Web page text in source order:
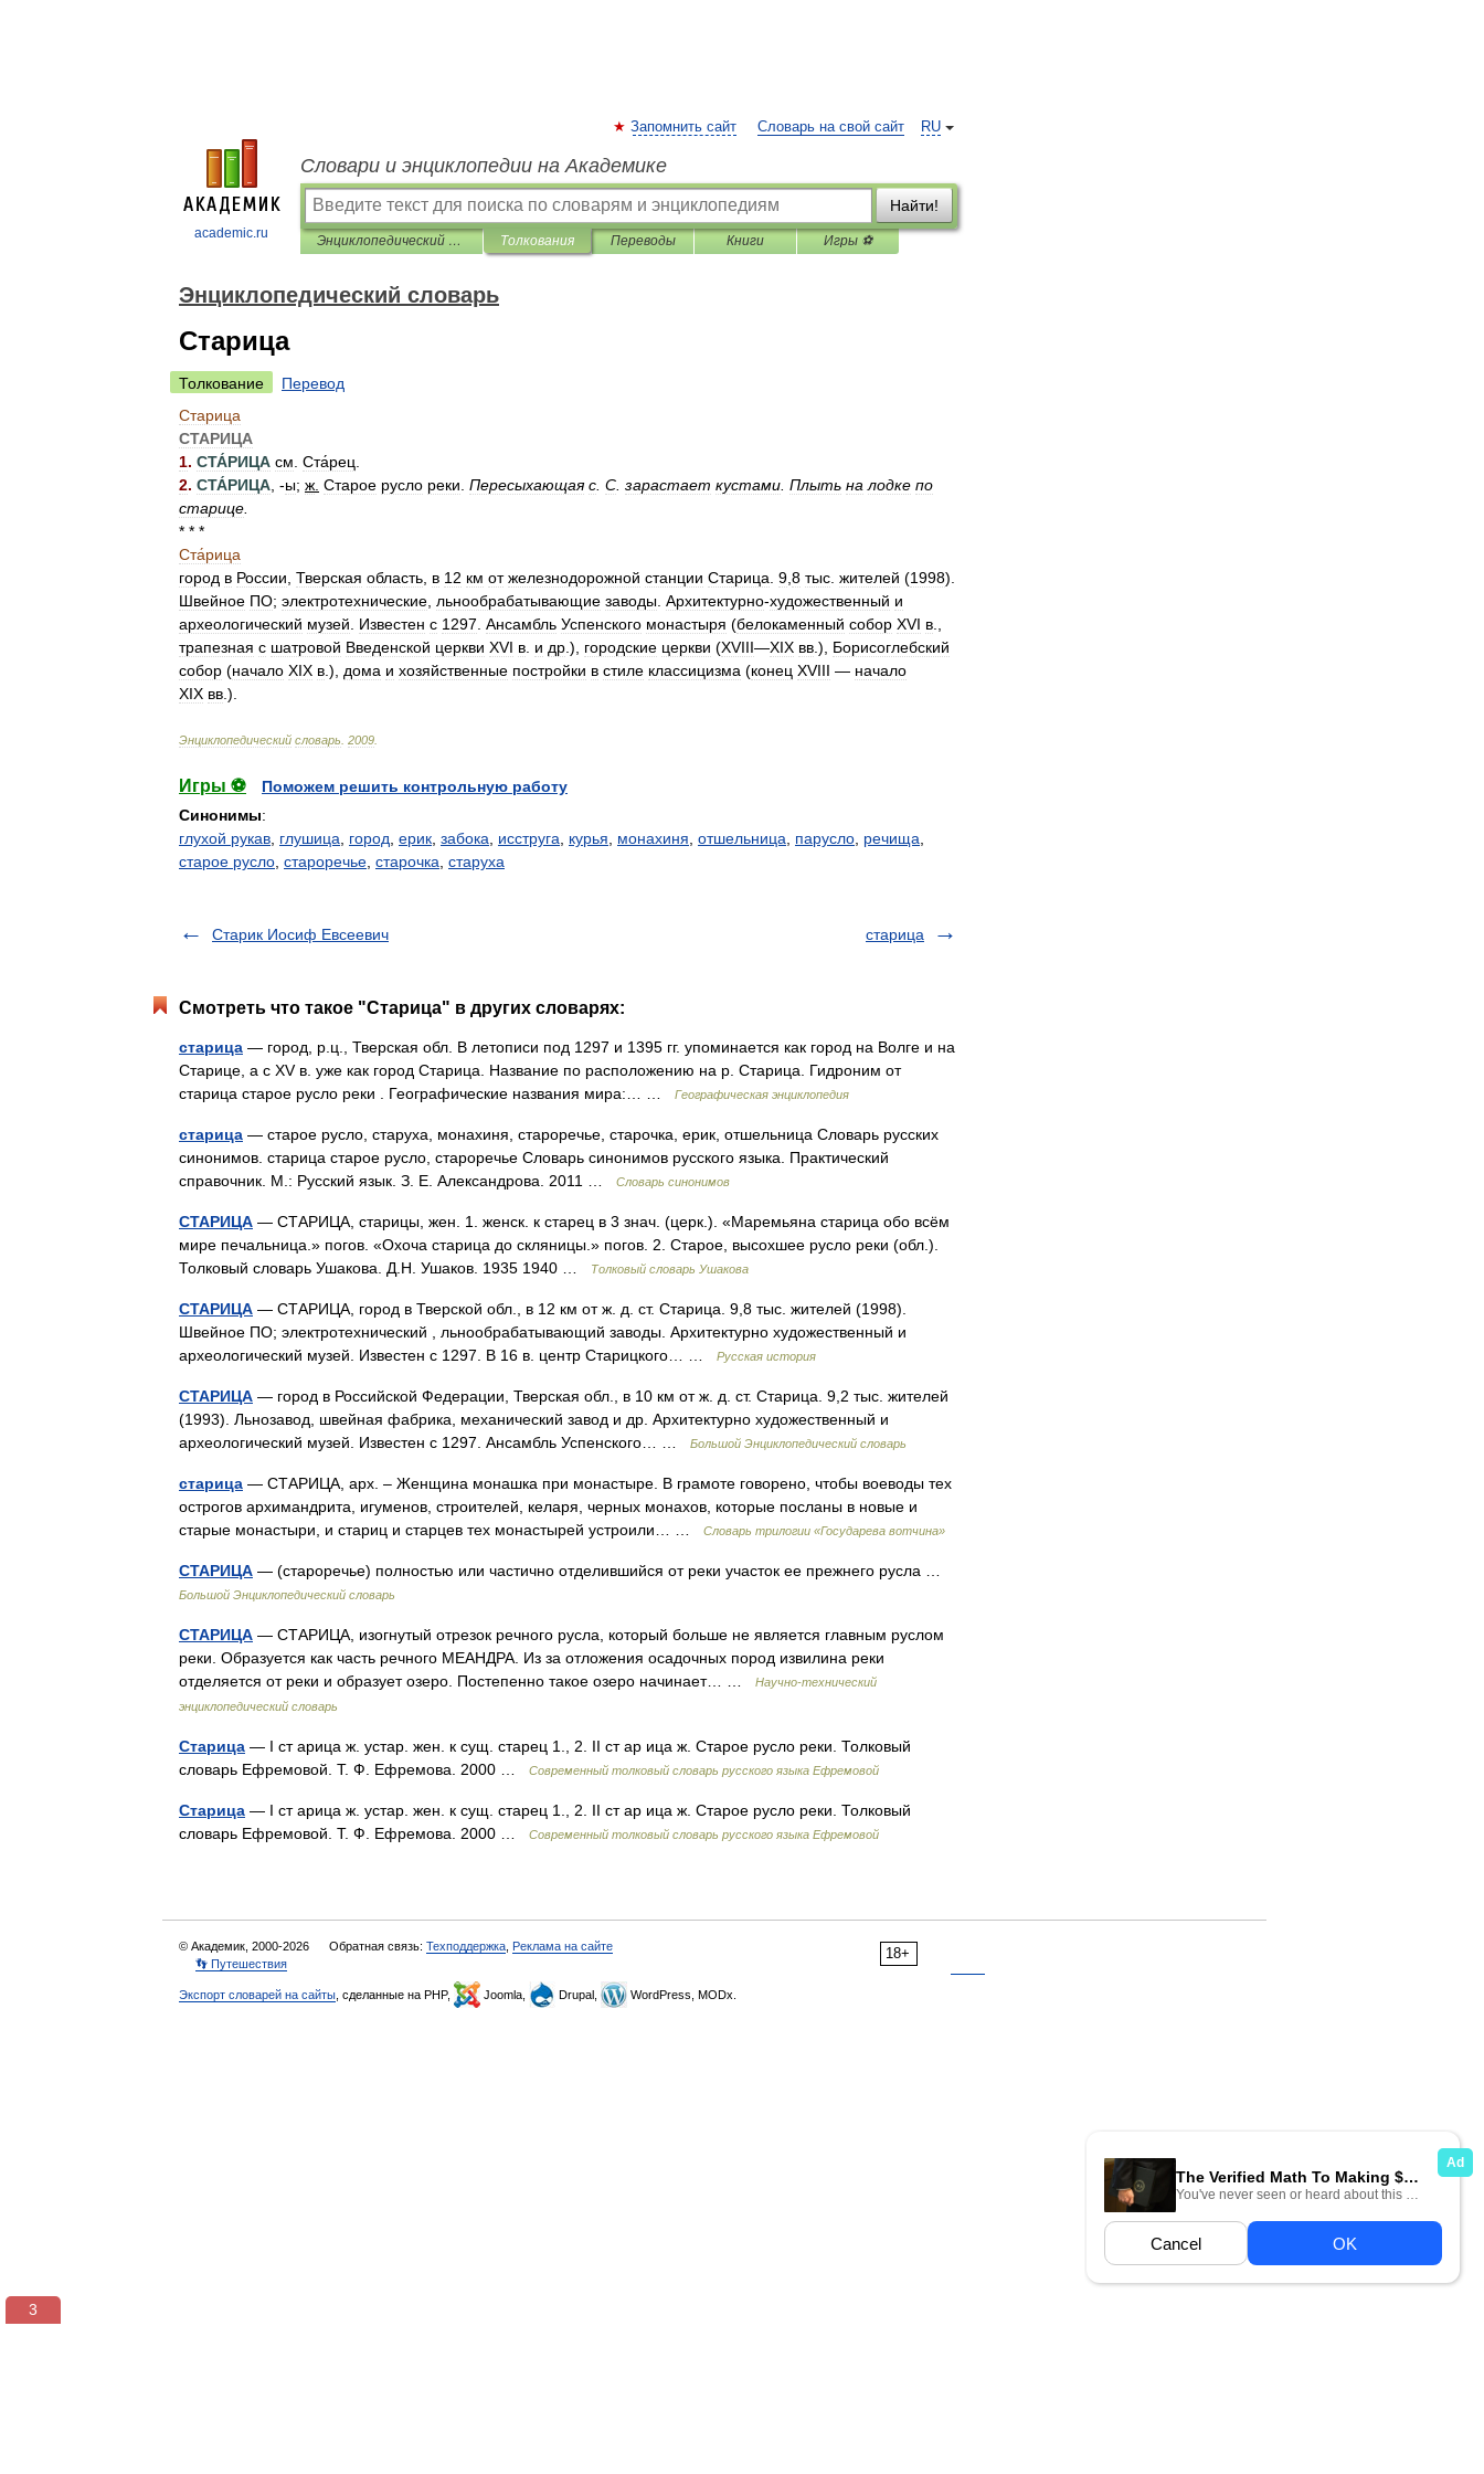
academic.ru
RU
Запомнить сайт Словарь на свой сайт
Словари и энциклопедии на Академике
Найти!
Энциклопедический словарь Толкования Переводы Книги Игры ⚽
Энциклопедический словарь
Старица
Толкование
Перевод
Старица
СТАРИЦА
1. СТА́РИЦА см Ста́рец
2. СТА́РИЦА , -ы; ж Старое русло реки Пересыхающая с С зарастает кустами Плыть на лодке по
старице
* * *
Ста́рица
город в России Тверская область в 12 км от железнодорожной станции Старица 9 8 тыс жителей (1998).
Швейное ПО; электротехнические льнообрабатывающие заводы Архитектурно-художественный и
археологический музей Известен с 1297 Ансамбль Успенского монастыря (белокаменный собор XVI в
трапезная с шатровой Введенской церкви XVI в и др .), городские церкви (XVIII—XIX вв .), Борисоглебский
собор (начало XIX в .), дома и хозяйственные постройки в стиле классицизма (конец XVIII — начало
XIX вв .).
Энциклопедический словарь 2009
Игры ⚽
Поможем решить контрольную работу
Синонимы:
глухой рукав глушица город ерик забока исструга курья монахиня отшельница парусло речища
старое русло староречье старочка старуха
Старик Иосиф Евсеевич старица
Смотреть что такое "Старица" в других словарях:
старица — город, р.ц., Тверская обл. В летописи под 1297 и 1395 гг. упоминается как город на Волге и на
Старице, а с XV в. уже как город Старица. Название по расположению на р. Старица. Гидроним от
старица старое русло реки . Географические названия мира:… …
Географическая энциклопедия
старица — старое русло, старуха, монахиня, староречье, старочка, ерик, отшельница Словарь русских
синонимов. старица старое русло, староречье Словарь синонимов русского языка. Практический
справочник. М.: Русский язык. З. Е. Александрова. 2011 …
Словарь синонимов
СТАРИЦА — СТАРИЦА, старицы, жен. 1. женск. к старец в 3 знач. (церк.). «Маремьяна старица обо всём
мире печальница.» погов. «Охоча старица до скляницы.» погов. 2. Старое, высохшее русло реки (обл.).
Толковый словарь Ушакова. Д.Н. Ушаков. 1935 1940 …
Толковый словарь Ушакова
СТАРИЦА — СТАРИЦА, город в Тверской обл., в 12 км от ж. д. ст. Старица. 9,8 тыс. жителей (1998).
Швейное ПО; электротехнический , льнообрабатывающий заводы. Архитектурно художественный и
археологический музей. Известен с 1297. В 16 в. центр Старицкого… …
Русская история
СТАРИЦА — город в Российской Федерации, Тверская обл., в 10 км от ж. д. ст. Старица. 9,2 тыс. жителей
(1993). Льнозавод, швейная фабрика, механический завод и др. Архитектурно художественный и
археологический музей. Известен с 1297. Ансамбль Успенского… …
Большой Энциклопедический словарь
старица — СТАРИЦА, арх. – Женщина монашка при монастыре. В грамоте говорено, чтобы воеводы тех
острогов архимандрита, игуменов, строителей, келаря, черных монахов, которые посланы в новые и
старые монастыри, и стариц и старцев тех монастырей устроили… …
Словарь трилогии «Государева вотчина»
СТАРИЦА — (староречье) полностью или частично отделившийся от реки участок ее прежнего русла …
Большой Энциклопедический словарь
СТАРИЦА — СТАРИЦА, изогнутый отрезок речного русла, который больше не является главным руслом
реки. Образуется как часть речного МЕАНДРА. Из за отложения осадочных пород извилина реки
отделяется от реки и образует озеро. Постепенно такое озеро начинает… …
Научно-технический
энциклопедический словарь
Старица — I ст арица ж. устар. жен. к сущ. старец 1., 2. II ст ар ица ж. Старое русло реки. Толковый
словарь Ефремовой. Т. Ф. Ефремова. 2000 …
Современный толковый словарь русского языка Ефремовой
Старица — I ст арица ж. устар. жен. к сущ. старец 1., 2. II ст ар ица ж. Старое русло реки. Толковый
словарь Ефремовой. Т. Ф. Ефремова. 2000 …
Современный толковый словарь русского языка Ефремовой
18+
© Академик, 2000-2026 Обратная связь: Техподдержка Реклама на сайте
👣 Путешествия
Экспорт словарей на сайты , сделанные на PHP, Joomla, Drupal, WordPress, MODx.
3